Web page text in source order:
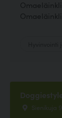
Sienikuja